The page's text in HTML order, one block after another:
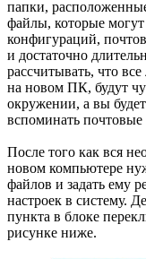
папки,
файлы, которые могут
конфигураций,
и достаточно
рассчитывать, что
на новом ПК, будут
окружении, а вы
вспоминать
После того как вся
новом компьютере
файлов и задать ему
настроек в систему.
пункта в блоке
рисунке ниже.